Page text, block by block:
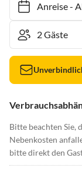
Anreise-
Bitte beachten Sie,
Nebenkosten
bitte direkt den